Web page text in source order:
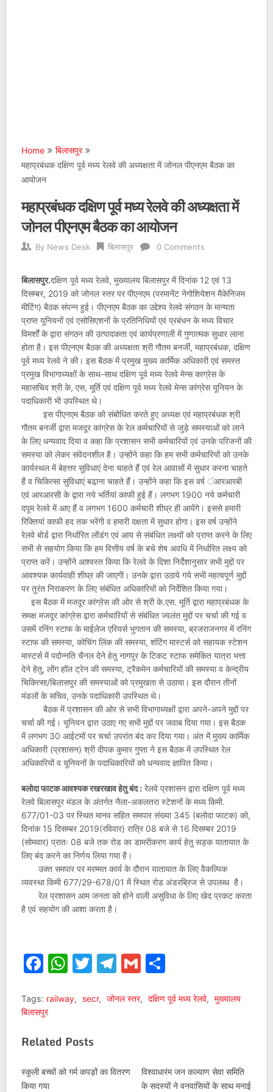
Home
बिलासपुर
महाप्रबंधक दक्षिण पूर्व मध्य रेलवे की अध्यक्षता में जोनल पीएनएम बैठक का
आयोजन
महाप्रबंधक दक्षिण पूर्व मध्य रेलवे की अध्यक्षता में
जोनल पीएनएम बैठक का आयोजन
By News Desk बिलासपुर 0 Comments
बिलासपुर.दक्षिण पूर्व मध्य रेलवे, मुख्यालय बिलासपुर में दिनांक 12 एवं 13
दिसम्बर, 2019 को जोनल स्तर पर पीएनएम (परमानेंट नेगोशियेशन मैकेनिजम
मीटिंग) बैठक संपन्न हुई। पीएनएम बैठक का उद्देश्य रेलवे संगठन के मान्यता
प्राप्त यूनियनों एवं एसोसिएशनों के प्रतिनिधियों एवं प्रबंधन के मध्य विचार
विमर्शों के द्वारा संगठन की उत्पादकता एवं कार्यप्रणाली में गुणात्मक सुधार लाना
होता है। इस पीएनएम बैठक की अध्यक्षता श्री गौतम बनर्जी, महाप्रबंधक, दक्षिण
पूर्व मध्य रेलवे ने की। इस बैठक में प्रमुख मुख्य कार्मिक अधिकारी एवं समस्त
प्रमुख विभागाध्यक्षों के साथ-साथ दक्षिण पूर्व मध्य रेलवे मेन्स काग्रेस के
महासचिव श्री के, एस, मूर्ति एवं दक्षिण पूर्व मध्य रेलवे मेन्स कांग्रेस यूनियन के
पदाधिकारी भी उपस्थित थे।
इस पीएनएम बैठक को संबोधित करते हुए अध्यक्ष एवं महाप्रबंधक श्री
गौतम बनर्जी द्वारा मजदूर कांग्रेस के रेल कर्मचारियों से जुड़े समस्याओं को लाने
के लिए धन्यवाद दिया व कहा कि प्रशासन सभी कर्मचारियों एवं उनके परिजनों की
समस्या को लेकर संवेदनशील है। उन्होंने कहा कि हम सभी कर्मचारियों को उनके
कार्यस्थल में बेहत्तर सुविधाएं देना चाहते हैं एवं रेल आवासों में सुधार करना चाहते
हैं व चिकित्सा सुविधाएं बढा़ना चाहते हैं। उन्होंने कहा कि इस वर्ष ंआरआरबी
एवं आरआरसी के द्वारा नये भर्तियां काफी हुई हैं। लगभग 1900 नये कर्मचारी
दपूम रेलवे में आए हैं व लगभग 1600 कर्मचारी शीघ्र ही आयेंगे। इससे हमारी
रिक्तियां काफी हद तक भरेंगी व हमारी दक्षता में सुधार होगा। इस वर्ष उन्होंने
रेलवे बोर्ड द्वारा निर्धारित लोंडंग एवं आय से संबंधित लक्ष्यों को प्राप्त करने के लिए
सभी से सहयोग किया कि हम वित्तीय वर्ष के बचे शेष अवधि में निर्धारित लक्ष्य को
प्राप्त करें। उन्होंने आश्वस्त किया कि रेलवे के दिशा निर्देशानुसार सभी मुद्दों पर
आवश्यक कार्यवाही शीघ्र की जाएगी। उनके द्वारा उठाये गये सभी महत्वपूर्ण मुद्दों
पर तुरंत निराकरण के लिए संबंधित अधिकारियों को निर्देशित किया गया।
इस बैठक में मजदूर कांग्रेस की ओर से श्री के.एस. मूर्ति द्वारा महाप्रबंधक के
समक्ष मजदूर कांग्रेस द्वारा कर्मचारियों से संबंधित ज्वलंत मुद्दों पर चर्चा की गई व
उसमें रनिंग स्टाफ के माईलेज एरियर्स भुगतान की समस्या, ब्रजराजनगर में रनिंग
स्टाफ की समस्या, कोचिंग लिंक की समस्या, शंटिंग मास्टर्स को सहायक स्टेशन
मास्टर्स में पदोन्नति चैनल देने हेतु नागपुर के टिकट स्टाफ समेकित यात्रा भत्ता
देने हेतु, लोंग हॉल ट्रेन की समस्या, ट्रैकमेन कर्मचारियों की समस्या व केन्द्रीय
चिकित्सा/बिलासपुर की समस्याओं को प्रमुखता से उठाया। इस दौरान तीनों
मंडलों के सचिव, उनके पदाधिकारी उपस्थित थे।
बैठक में प्रशासन की ओर से सभी विभागाध्यक्षों द्वारा अपने-अपने मुद्दों पर
चर्चा की गई। यूनियन द्वारा उठाए गए सभी मुद्दों पर जवाब दिया गया। इस बैठक
में लगभग 30 आईटमों पर चर्चा उपरांत बंद कर दिया गया। अंत में मुख्य कार्मिक
अधिकारी (प्रशासन) श्री दीपक कुमार गुप्ता ने इस बैठक में उपस्थित रेल
अधिकारियों व यूनियनों के पदाधिकारियों को धन्यवाद ज्ञापित किया।
बलोदा फाटक आवश्यक रखरखाव हेतु बंद :रेलवे प्रशासन द्वारा दक्षिण पूर्व मध्य
रेलवे बिलासपुर मंडल के अंतर्गत नैला-अकलतरा स्टेशनों के मध्य किमी.
677/01-03 पर स्थित मानव सहित समपार संख्या 345 (बलोदा फाटक) को,
दिनांक 15 दिसम्बर 2019(रविवार) रात्रि 08 बजे से 16 दिसम्बर 2019
(सोमवार) प्रातः 08 बजे तक रोड का डामरीकरण कार्य हेतु सड़क यातायात के
लिए बंद करने का निर्णय लिया गया है।
उक्त समपार पर मरम्मत कार्य के दौरान यातायात के लिए वैकल्पिक
व्यवस्था किमी 677/29-678/01 में स्थित रोड अंडरब्रिज से उपलब्ध है।
रेल प्रशासन आम जनता को होने वाली असुविधा के लिए खेद प्रकट करता
है एवं सहयोग की आशा करता है।
Facebook
WhatsApp
Twitter
Telegram
GmailShare
Tags: railway, secr, जोनल स्तर, दक्षिण पूर्व मध्य रेलवे, मुख्यालय
बिलासपुर
Related Posts
स्कूली बच्चों को गर्म कपड़ों का वितरण
किया गया
विश्वाधारंम जन कल्याण सेवा समिति
के सदस्यों ने वनवासियों के साथ मनाई